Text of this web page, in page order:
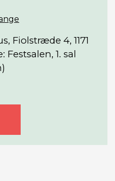
Fiolstræde 4, 1171
1. sal